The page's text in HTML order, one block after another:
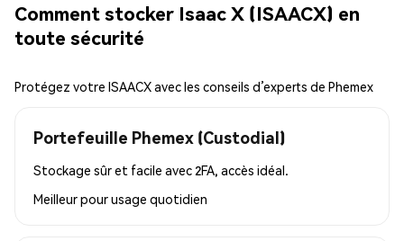
Comment stocker Isaac X (ISAACX) en
toute sécurité
Protégez votre ISAACX avec les conseils d’experts de Phemex
Portefeuille Phemex (Custodial)
Stockage sûr et facile avec 2FA, accès idéal.
Meilleur pourusage quotidien